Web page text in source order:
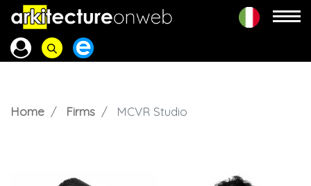
Home Firms MCVR Studio